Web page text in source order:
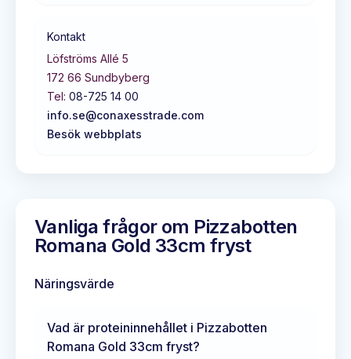
Kontakt
Löfströms Allé 5
172 66 Sundbyberg
Tel: 08-725 14 00
info.se@conaxesstrade.com
Besök webbplats
Vanliga frågor om Pizzabotten
Romana Gold 33cm fryst
Näringsvärde
Vad är proteininnehållet i Pizzabotten
Romana Gold 33cm fryst?